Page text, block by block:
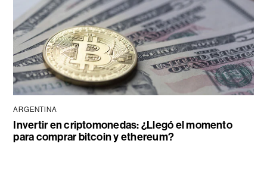
ARGENTINA
Invertir en criptomonedas: ¿Llegó el momento
para comprar bitcoin y ethereum?